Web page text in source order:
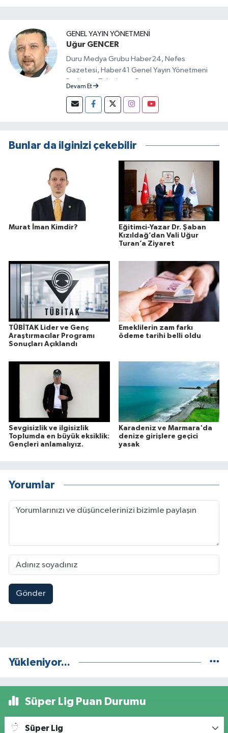
GENEL YAYIN YÖNETMENI
Uğur GENCER
Duru Medya Grubu Haber24, Nefes
Gazetesi, Haber41 Genel Yayın Yönetmeni
Radyo ve Televizyon Programcısı
Devam Et
Bunlar da ilginizi çekebilir
Murat İman Kimdir?
Eğitimci-Yazar Dr. Şaban
Kızıldağ’dan Vali Uğur
Turan’a Ziyaret
TÜBİTAK Lider ve Genç
Araştırmacılar Programı
Sonuçları Açıklandı
Emeklilerin zam farkı
ödeme tarihi belli oldu
Sevgisizlik ve ilgisizlik
Toplumda en büyük eksiklik:
Gençleri anlamalıyız.
Karadeniz ve Marmara'da
denize girişlere geçici
yasak
Yorumlar
Gönder
Yükleniyor...
Süper Lig Puan Durumu
Süper Lig